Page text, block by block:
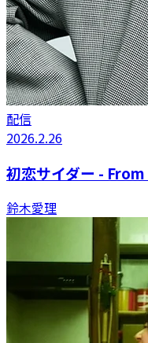
配信
2026.2.26
初恋サイダー -
鈴木愛理